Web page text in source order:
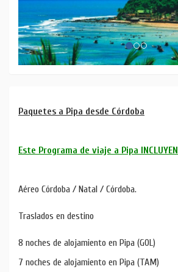
Paquetes a Pipa desde Córdoba
Este Programa de viaje a Pipa INCLUYEN
Aéreo Córdoba / Natal / Córdoba.
Traslados en destino
8 noches de alojamiento en Pipa (GOL)
7 noches de alojamiento en Pipa (TAM)